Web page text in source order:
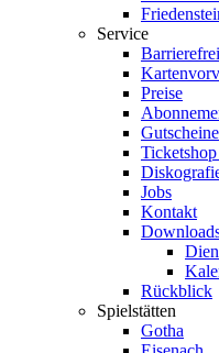
Service
Preise
Gutscheine
Jobs
Kontakt
Rückblick
Spielstätten
Gotha